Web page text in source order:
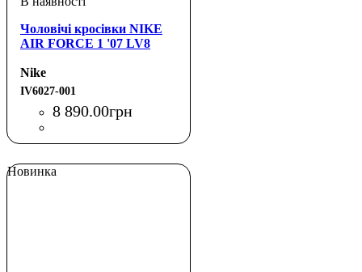
Чоловічі кросівки NIKE
AIR FORCE 1 '07 LV8
Nike
IV6027-001
8 890.00грн
Новинка